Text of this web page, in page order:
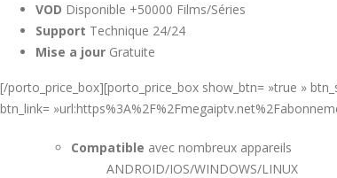
VOD Disponible +50000 Films/Séries
Support Technique 24/24
Mise a jour Gratuite
[/porto_price_box][porto_price_box show_btn= »true »
btn_link=
Compatible avec nombreux appareils
ANDROID/IOS/WINDOWS/LINUX